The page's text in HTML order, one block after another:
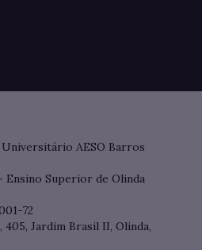
AESO Barros
Ensino Superior de Olinda
72
405, Jardim Brasil II, Olinda,